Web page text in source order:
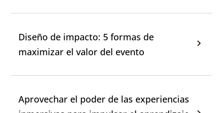
Diseño de impacto: 5 formas de
maximizar el valor del evento
Aprovechar el poder de las experiencias